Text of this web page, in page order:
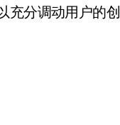
分调动用户的